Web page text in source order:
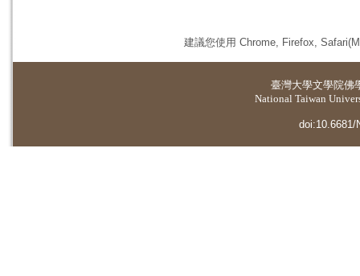
建議您使用 Chrome, Firefox,
臺灣大學文學院佛
National Taiwan
doi:10.6681/